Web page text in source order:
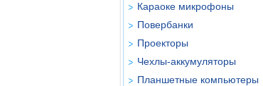
Караоке микрофоны
Повербанки
Проекторы
Чехлы-аккумуляторы
Планшетные компьютеры